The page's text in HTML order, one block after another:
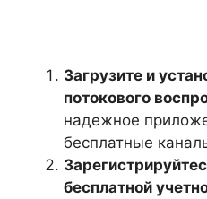
Загрузите и
потокового
надежное
бесплатные
бесплатной